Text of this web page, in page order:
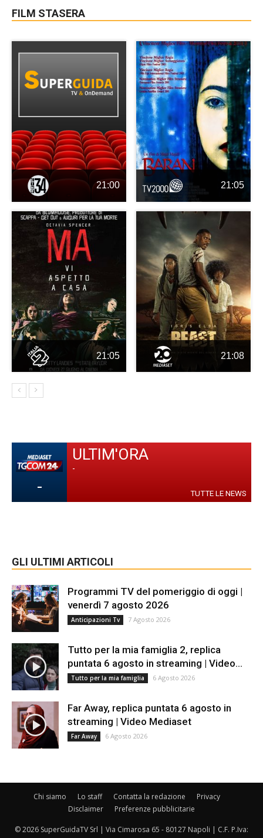
FILM STASERA
21:00 21:05
21:05 21:08
-
ULTIM'ORA
-
TUTTE LE NEWS
GLI ULTIMI ARTICOLI
Programmi TV del pomeriggio di oggi |
venerdì 7 agosto 2026
Anticipazioni Tv 7 Agosto 2026
Tutto per la mia famiglia 2, replica
puntata 6 agosto in streaming | Video...
Tutto per la mia famiglia 6 Agosto 2026
Far Away, replica puntata 6 agosto in
streaming | Video Mediaset
Far Away 6 Agosto 2026
Chi siamo Lo staff Contatta la redazione
Privacy
Disclaimer
Preferenze pubblicitarie
© 2026 SuperGuidaTV Srl | Via Cimarosa 65 - 80127 Napoli | C.F. P.Iva: